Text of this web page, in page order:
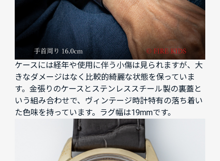
ケースには経年や使用に伴う小傷は見られますが、大
きなダメージはなく比較的綺麗な状態を保っていま
す。金張りのケースとステンレススチール製の裏蓋と
いう組み合わせで、ヴィンテージ時計特有の落ち着い
た色味を持っています。ラグ幅は19mmです。